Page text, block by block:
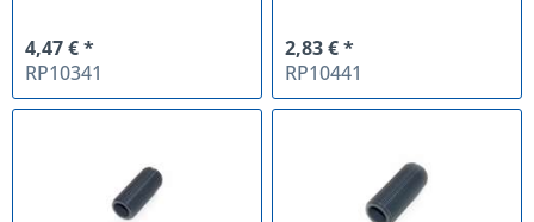
4,47 € *
RP10341
2,83 € *
RP10441